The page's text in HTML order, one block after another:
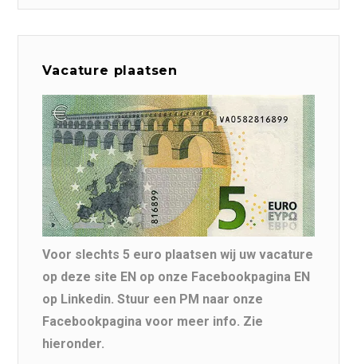
Vacature plaatsen
Voor slechts 5 euro plaatsen wij uw vacature
op deze site EN op onze Facebookpagina EN
op Linkedin. Stuur een PM naar onze
Facebookpagina voor meer info. Zie
hieronder.